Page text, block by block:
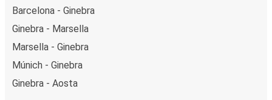
Barcelona - Ginebra
Ginebra - Marsella
Marsella - Ginebra
Múnich - Ginebra
Ginebra - Aosta